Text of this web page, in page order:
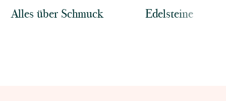
Alles über Schmuck Edelsteine